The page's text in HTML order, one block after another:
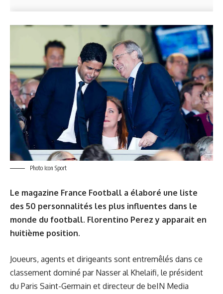
Photo Icon Sport
Le magazine France Football a élaboré une liste
des 50 personnalités les plus influentes dans le
monde du football. Florentino Perez y apparait en
huitième position.
Joueurs, agents et dirigeants sont entremêlés dans ce
classement dominé par Nasser al Khelaifi, le président
du Paris Saint-Germain et directeur de beIN Media